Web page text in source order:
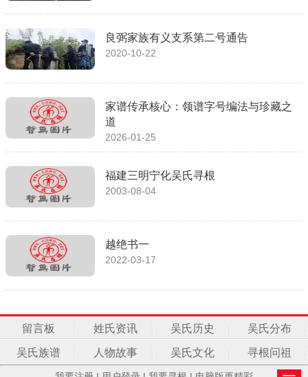
良弼家族有义支系第二号通告
2020-10-22
家谱传承核心：领谱字号编法与珍藏之
道
2026-01-25
福建三明宁化吴氏寻根
2003-08-04
越绝书一
2022-03-17
留言板 姓氏资讯 吴氏历史 吴氏分布
吴氏族谱 人物故事 吴氏文化 寻根问祖